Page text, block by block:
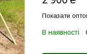
Показати
В наявності